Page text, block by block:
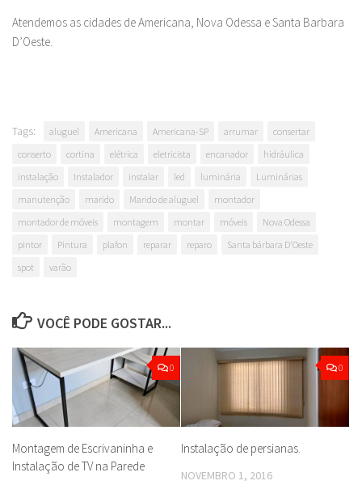
Atendemos as cidades de Americana, Nova Odessa e Santa Barbara
D’Oeste.
Tags: aluguel Americana Americana-SP arrumar
consertar
conserto
cortina elétrica eletricista encanador
hidráulica
instalação
Instalador instalar led luminária
Luminárias
manutenção
marido Marido de aluguel
montador
montador de móveis
montagem montar móveis
Nova Odessa
pintor
Pintura plafon reparar reparo
Santa bárbara D'Oeste
spot
varão
VOCÊ PODE GOSTAR...
0
Montagem de Escrivaninha e
Instalação de TV na Parede
0
Instalação de persianas.
NOVEMBRO 1, 2016